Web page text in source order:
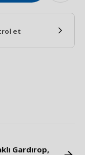
et
Gardırop,